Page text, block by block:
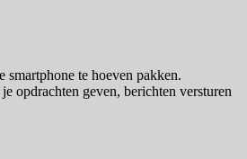
te hoeven pakken.
opdrachten geven, berichten versturen